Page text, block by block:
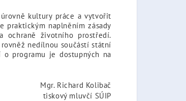
kultury práce a vytvořit
praktickým naplněním zásady
ochraně životního prostředí.
rovněž nedílnou součástí státní
programu je dostupných na
Mgr. Richard Kolibač
tiskový mluvčí SÚIP